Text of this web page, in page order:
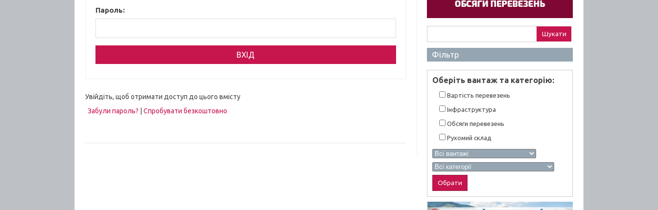
Пароль:
Увійдіть, щоб отримати доступ до цього вмісту
Забули пароль?
Спробувати безкоштовно
Фільтр
Оберiть вантаж та категорiю:
Вартiсть перевезень
Інфраструктура
Обсяги перевезень
Рухомий склад